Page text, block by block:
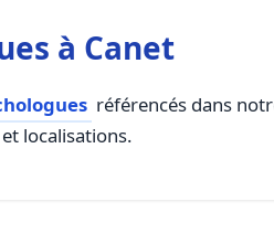
à Canet
référencés dans
localisations.